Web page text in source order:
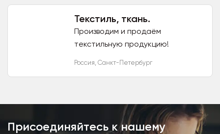
Текстиль, ткань.
Производим и продаём
текстильную продукцию!
Россия, Санкт-Петербург
Присоединяйтесь к нашему